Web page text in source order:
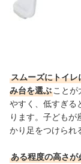
スムーズにトイ
み台を選ぶ ことが
やすく、低すぎる
ります。子どもが
かり足をつけられ
ある程度の高さ